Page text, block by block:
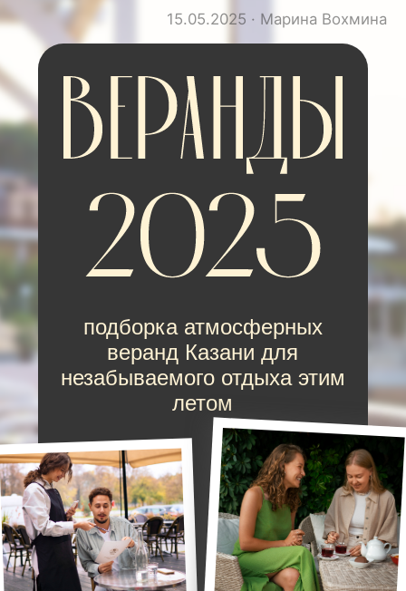
подборка атмосферных
веранд Казани для
незабываемого отдыха этим
15.05.2025 · Марина Вохмина